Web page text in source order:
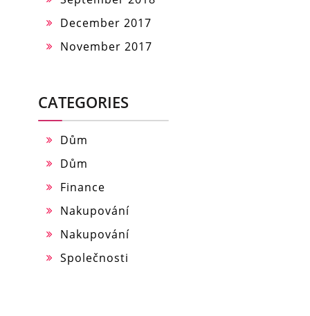
December 2017
November 2017
CATEGORIES
Dům
Dům
Finance
Nakupování
Nakupování
Společnosti